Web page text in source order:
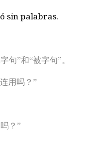
sin palabras.
句”和“被字句”。
用吗？”
？”